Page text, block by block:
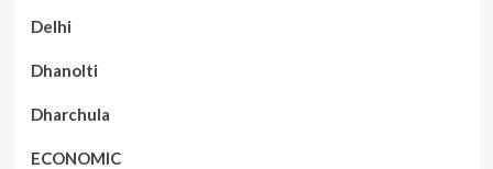
Delhi
Dhanolti
Dharchula
ECONOMIC